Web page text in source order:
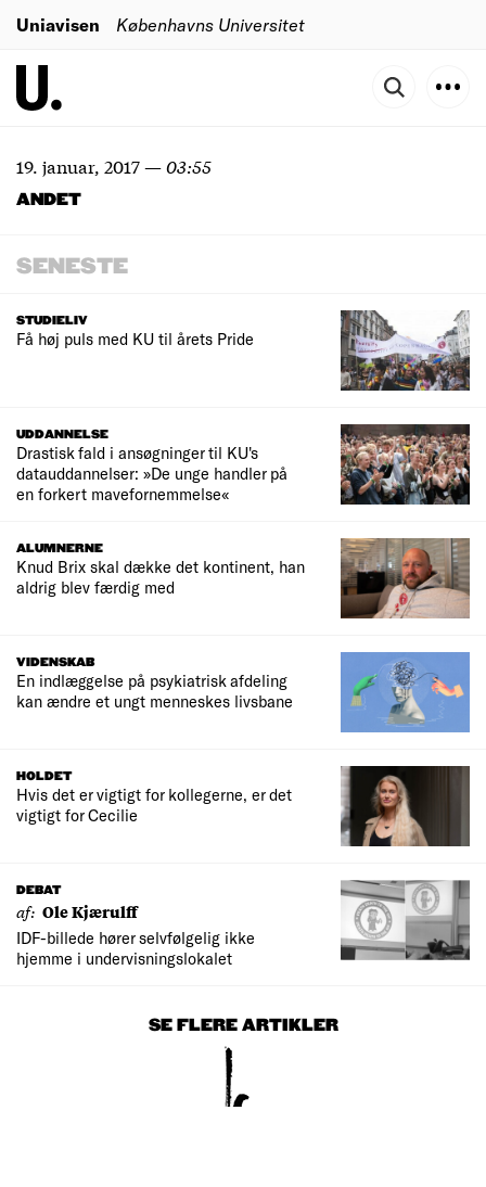
Uniavisen Københavns Universitet
19. januar, 2017—03:55
ANDET
SENESTE
STUDIELIV
Få høj puls med KU til årets Pride
UDDANNELSE
Drastisk fald i ansøgninger til KU's
datauddannelser: »De unge handler på
en forkert mavefornemmelse«
ALUMNERNE
Knud Brix skal dække det kontinent, han
aldrig blev færdig med
VIDENSKAB
En indlæggelse på psykiatrisk afdeling
kan ændre et ungt menneskes livsbane
HOLDET
Hvis det er vigtigt for kollegerne, er det
vigtigt for Cecilie
DEBAT
af: Ole Kjærulff
IDF-billede hører selvfølgelig ikke
hjemme i undervisningslokalet
SE FLERE ARTIKLER